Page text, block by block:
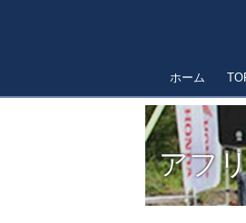
ホーム
アフ